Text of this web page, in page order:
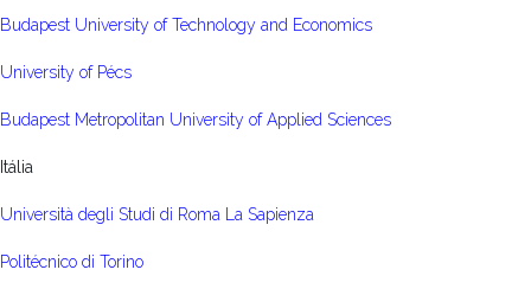
Budapest University of Technology and Economics
University of Pécs
Budapest Metropolitan University of Applied Sciences
Itália
Università degli Studi di Roma La Sapienza
Politécnico di Torino